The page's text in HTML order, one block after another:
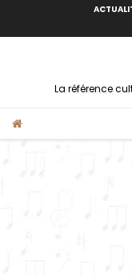
La référence